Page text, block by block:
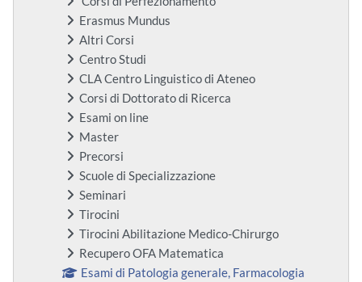
Erasmus Mundus
Altri Corsi
Centro Studi
CLA Centro Linguistico di Ateneo
Corsi di Dottorato di Ricerca
Esami on line
Master
Precorsi
Scuole di Specializzazione
Seminari
Tirocini
Tirocini Abilitazione Medico-Chirurgo
Recupero OFA Matematica
Esami di Patologia generale, Farmacologia